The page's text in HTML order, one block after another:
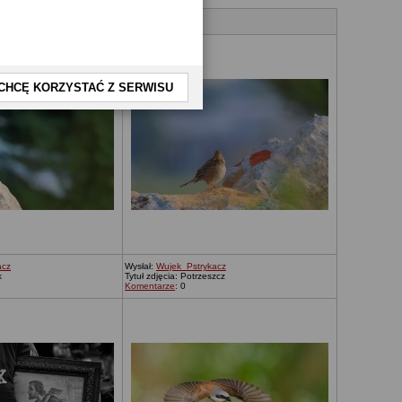
KORZYSTAĆ Z SERWISU
Wysłał: Wujek_Pstrykacz
Tytuł zdjęcia: Potrzeszcz
Komentarze: 0